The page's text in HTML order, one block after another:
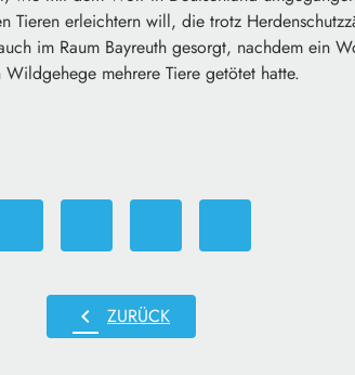
Tieren erleichtern will, die trotz
im Raum Bayreuth gesorgt, nachdem ein
mehrere Tiere getötet hatte.
chevron_left ZURÜCK